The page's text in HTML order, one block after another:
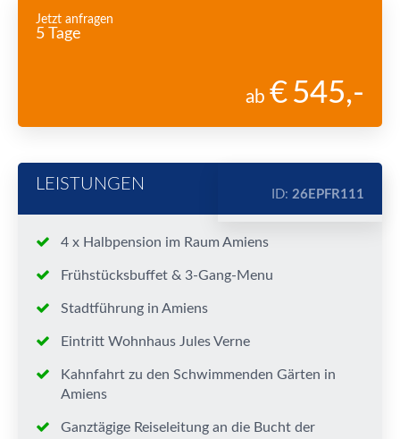
Jetzt anfragen
5 Tage
ab 545,-
LEISTUNGEN
4 x Halbpension im Raum Amiens
Frühstücksbuffet & 3-Gang-Menu
Stadtführung in Amiens
Eintritt Wohnhaus Jules Verne
Kahnfahrt zu den Schwimmenden Gärten in
Amiens
Ganztägige Reiseleitung an die Bucht der
ID: 26EPFR111